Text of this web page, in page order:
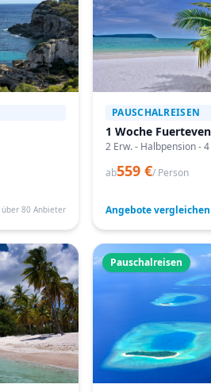
über 80 Anbieter
PAUSCHALREISEN
1 Woche
2 Erw. - Halbpension -
ab559 €/ Person
Angebote
Pauschalreisen